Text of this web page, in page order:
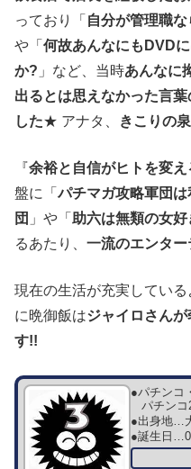
っており「 自分が管理職
や「 何故あんなにもDVD
か? 」など、当時あんなに
出るとは思えなかった言
した★ アナタ、 きこりの泉
『余裕と自信がヒトを変え
盤に「パチマガ攻略軍団
団 」や「 助六は無類の女好
るあたり、 一流のエンター
現在の生活が充実してい
に晩御飯はジャイロさん
す!!
●パチンコ
パチン
●出身地…
●誕生日…